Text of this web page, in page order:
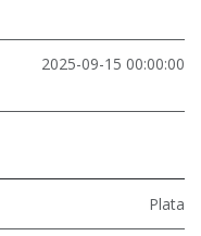
2025-09-15 00:00:00
Plata